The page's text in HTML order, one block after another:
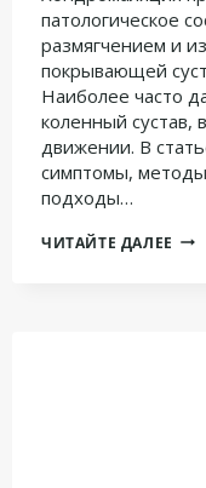
патологическое
размягчением и
покрывающей
Наиболее часто
коленный сустав,
движении. В
симптомы,
подходы…
ЧИТАЙТЕ ДАЛЕЕ